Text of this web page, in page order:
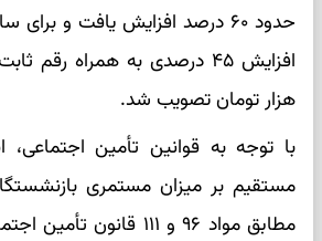
حدود ۶۰ درصد افزایش یافت و
هزار تومان تصویب شد.
با توجه به قوانین تأمین
مستقیم بر میزان مستمری
مطابق مواد ۹۶ و ۱۱۱